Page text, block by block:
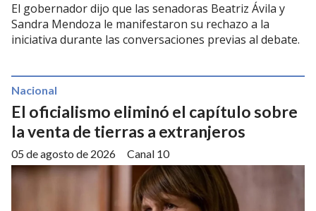
El gobernador dijo que las senadoras Beatriz Ávila y
Sandra Mendoza le manifestaron su rechazo a la
iniciativa durante las conversaciones previas al debate.
El oficialismo eliminó el capítulo sobre
la venta de tierras a extranjeros
Canal 10
Nacional
05 de agosto de 2026